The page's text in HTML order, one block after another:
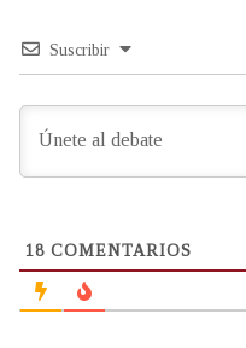
Suscribir
18 COMENTARIOS